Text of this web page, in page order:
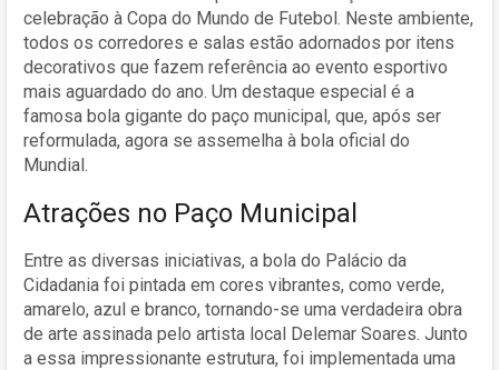
celebração à Copa do Mundo de Futebol. Neste ambiente,
todos os corredores e salas estão adornados por itens
decorativos que fazem referência ao evento esportivo
mais aguardado do ano. Um destaque especial é a
famosa bola gigante do paço municipal, que, após ser
reformulada, agora se assemelha à bola oficial do
Mundial.
Atrações no Paço Municipal
Entre as diversas iniciativas, a bola do Palácio da
Cidadania foi pintada em cores vibrantes, como verde,
amarelo, azul e branco, tornando-se uma verdadeira obra
de arte assinada pelo artista local Delemar Soares. Junto
a essa impressionante estrutura, foi implementada uma